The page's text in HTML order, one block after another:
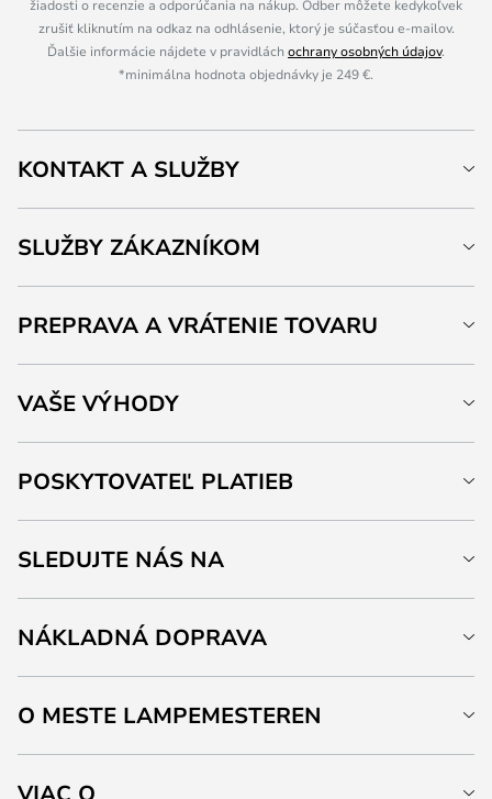
žiadosti o recenzie a odporúčania na nákup. Odber môžete kedykoľvek
zrušiť kliknutím na odkaz na odhlásenie, ktorý je súčasťou e-mailov.
Ďalšie informácie nájdete v pravidláchochrany osobných údajov.
*minimálna hodnota objednávky je 249 €.
KONTAKT A SLUŽBY
SLUŽBY ZÁKAZNÍKOM
PREPRAVA A VRÁTENIE TOVARU
VAŠE VÝHODY
POSKYTOVATEĽ PLATIEB
SLEDUJTE NÁS NA
NÁKLADNÁ DOPRAVA
O MESTE LAMPEMESTEREN
VIAC O